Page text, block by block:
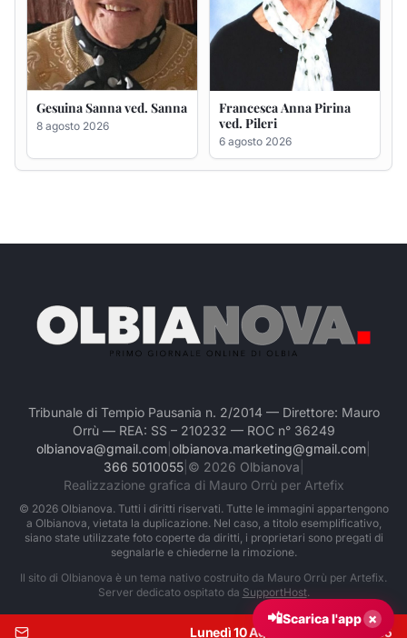
Tribunale di Tempio Pausania n. 2/2014 — Direttore: Mauro
Orrù — REA: SS – 210232 — ROC n° 36249
olbianova@gmail.com olbianova.marketing@gmail.com
366 5010055| © 2026 Olbianova
Realizzazione grafica di Mauro Orrù per Artefix
© 2026Olbianova. Tutti i diritti riservati. Tutte le immagini appartengono
a Olbianova, vietata la duplicazione. Nel caso, a titolo esemplificativo,
siano state utilizzate foto coperte da diritti, i proprietari sono pregati di
segnalarle e chiederne la rimozione.
Il sito di Olbianova è un tema nativo costruito da Mauro Orrù per Artefix.
Server dedicato ospitato da SupportHost.
Lunedì 10 Agosto 2026 21:55
📲Scarica l'app ×